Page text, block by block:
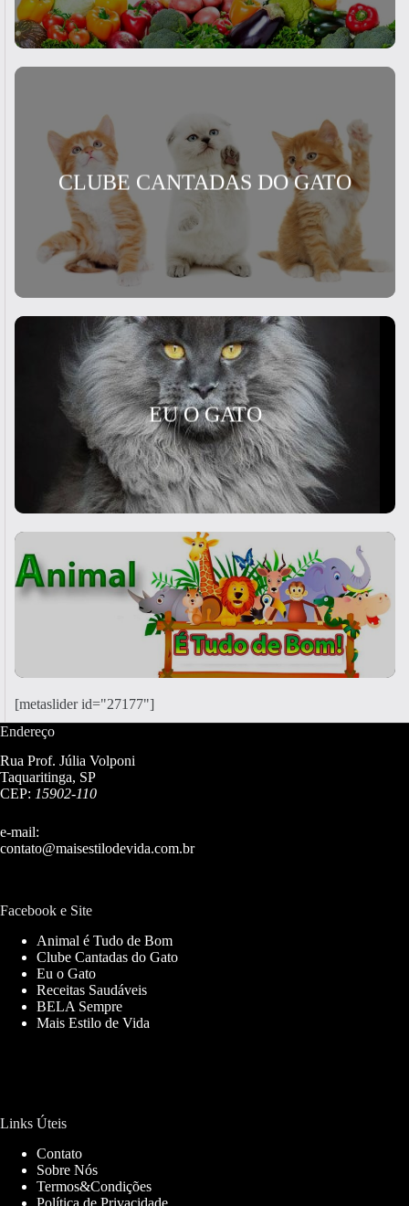
CLUBE CANTADAS DO GATO
EU O GATO
[metaslider id="27177"]
Endereço
Rua Prof. Júlia Volponi
Taquaritinga, SP
CEP: 15902-110
e-mail:
contato@maisestilodevida.com.br
Facebook e Site
Animal é Tudo de Bom
Clube Cantadas do Gato
Eu o Gato
Receitas Saudáveis
BELA Sempre
Mais Estilo de Vida
Links Úteis
Contato
Sobre Nós
Termos&Condições
Política de Privacidade